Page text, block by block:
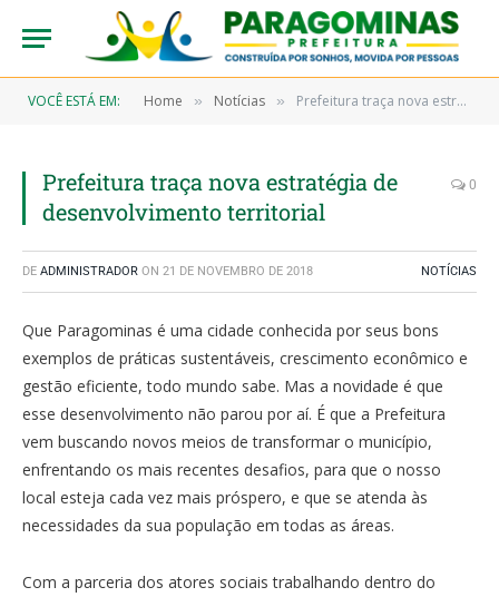
VOCÊ ESTÁ EM: Home » Notícias » Prefeitura traça nova estratégia de desenvolvimento territorial
Prefeitura traça nova estratégia de
desenvolvimento territorial
0
DE ADMINISTRADOR ON 21 DE NOVEMBRO DE 2018 NOTÍCIAS
Que Paragominas é uma cidade conhecida por seus bons
exemplos de práticas sustentáveis, crescimento econômico e
gestão eficiente, todo mundo sabe. Mas a novidade é que
esse desenvolvimento não parou por aí. É que a Prefeitura
vem buscando novos meios de transformar o município,
enfrentando os mais recentes desafios, para que o nosso
local esteja cada vez mais próspero, e que se atenda às
necessidades da sua população em todas as áreas.
Com a parceria dos atores sociais trabalhando dentro do